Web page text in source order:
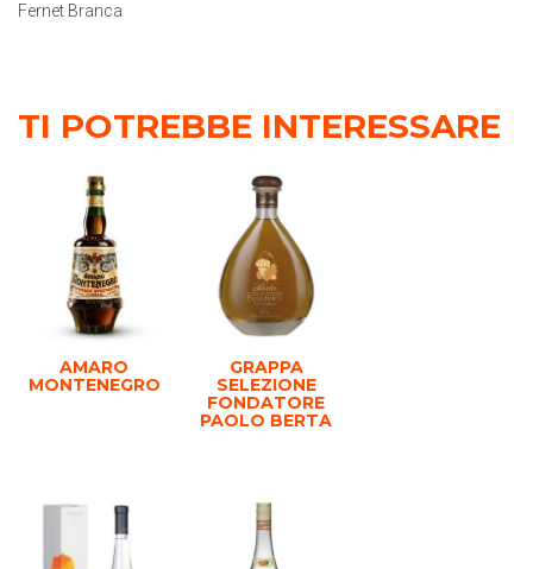
Fernet Branca
TI POTREBBE INTERESSARE
AMARO
MONTENEGRO
GRAPPA
SELEZIONE
FONDATORE
PAOLO BERTA